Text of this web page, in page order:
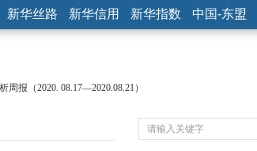
新华丝路 新华信用 新华指数 中国-东盟
报（2020. 08.17—2020.08.21）
何浴火重生？